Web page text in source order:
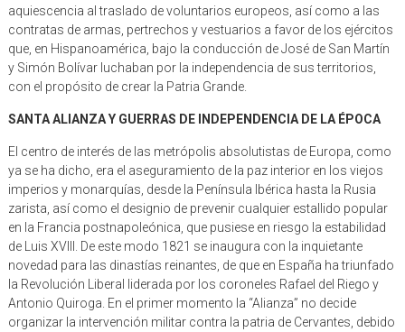
aquiescencia al traslado de voluntarios europeos, así como a las
contratas de armas, pertrechos y vestuarios a favor de los ejércitos
que, en Hispanoamérica, bajo la conducción de José de San Martín
y Simón Bolívar luchaban por la independencia de sus territorios,
con el propósito de crear la Patria Grande.
SANTA ALIANZA Y GUERRAS DE INDEPENDENCIA DE LA ÉPOCA
El centro de interés de las metrópolis absolutistas de Europa, como
ya se ha dicho, era el aseguramiento de la paz interior en los viejos
imperios y monarquías, desde la Península Ibérica hasta la Rusia
zarista, así como el designio de prevenir cualquier estallido popular
en la Francia postnapoleónica, que pusiese en riesgo la estabilidad
de Luis XVIII. De este modo 1821 se inaugura con la inquietante
novedad para las dinastías reinantes, de que en España ha triunfado
la Revolución Liberal liderada por los coroneles Rafael del Riego y
Antonio Quiroga. En el primer momento la “Alianza” no decide
organizar la intervención militar contra la patria de Cervantes, debido